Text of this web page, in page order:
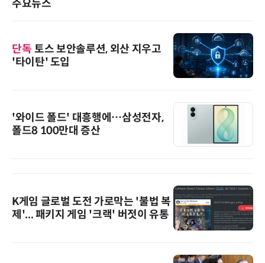
주요뉴스
단독 토스 보안솔루션, 외산 지우고
'타이탄' 도입
'와이드 폴드' 대흥행에…삼성전자,
폴드8 100만대 증산
K게임 글로벌 도전 가로막는 '불법 복
제'... 패키지 게임 '크랙' 버젓이 유통